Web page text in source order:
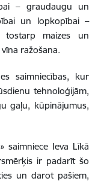
– graudaugu un
un lopkopībai –
tostarp maizes un
ražošana.
saimniecības, kur
tehnoloģijām,
gaļu, kūpinājumus,
saimniece Ieva Līkā
ir padarīt šo
un darot pašiem,